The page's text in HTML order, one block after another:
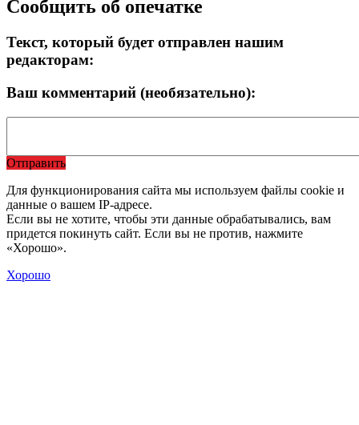
Сообщить об опечатке
Текст, который будет отправлен нашим
редакторам:
Ваш комментарий (необязательно):
Отправить
Для функционирования сайта мы используем файлы cookie и
данные о вашем IP-адресе.
Если вы не хотите, чтобы эти данные обрабатывались, вам
придется покинуть сайт. Если вы не против, нажмите
«Хорошо».
Хорошо